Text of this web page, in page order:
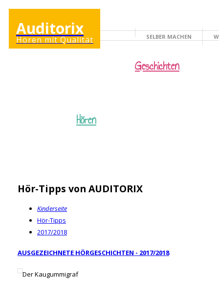
Auditorix
Hören mit Qualität KINDERSEITE
SELBER MACHEN
Hören
Geschichten
Hör-Tipps von AUDITORIX
Kinderseite
Hör-Tipps
2017/2018
AUSGEZEICHNETE HÖRGESCHICHTEN - 2017/2018
Der Kaugummigraf